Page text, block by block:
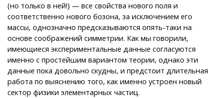
(но только в ней!) — все свойства нового поля и
соответственно нового бозона, за исключением его
массы, однозначно предсказываются опять-таки на
основе соображений симметрии. Как мы говорили,
имеющиеся экспериментальные данные согласуются
именно с простейшим вариантом теории, однако эти
данные пока довольно скудны, и предстоит длительная
работа по выяснению того, как именно устроен новый
сектор физики элементарных частиц.